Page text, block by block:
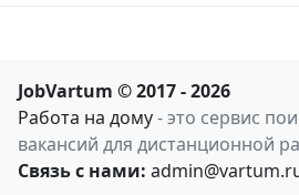
JobVartum © 2017 - 2026
Работа на дому- это сервис
вакансий для дистанционной
Связь с нами: